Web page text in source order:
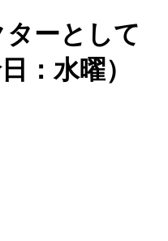
ーとして
：水曜）